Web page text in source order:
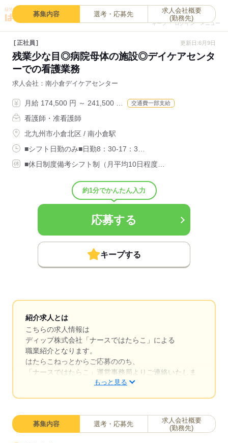
キープ
0
ログイン メニュー
募集内容 選考・応募先
求人会社概要
(勤務先)
正社員 更新日:6月9日
残業少な目◎病院母体の施設◎デイケアセンタ
ーでの看護業務
求人会社 南小倉デイケアセンター
月給 174,500 円 ～ 241,500 … 交通費一部支給
看護師・准看護師
北九州市小倉北区 / 南小倉駅
■シフト日勤のみ■日勤8：30-17：3…
■休日制度備考シフト制（月平均10日程度…
約1分でかんたん入力
応募する
キープする
紹介求人とは
こちらの求人情報は
ディップ株式会社「ナースではたらこ」による
職業紹介となります。
はたらこねっとからご応募ののち、
「ナースではたらこ」運営事務局よりご連絡いたしま
求職中の看護師さんの転職を専任の
キャリアアドバイザーが入職まで無料でサポートいた
もっと見る
募集内容 選考・応募先
求人会社概要
(勤務先)